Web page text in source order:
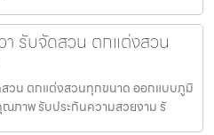
รับจัดสวน ตกแต่งสวน
วน ตกแต่งสวนทุกขนาด ออกแบบภูมิ
ณภาพ รับประกันความสวยงาม รั